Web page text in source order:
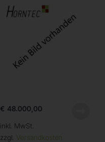
€ 48.000,00
inkl. MwSt.
zzgl. Versandkosten